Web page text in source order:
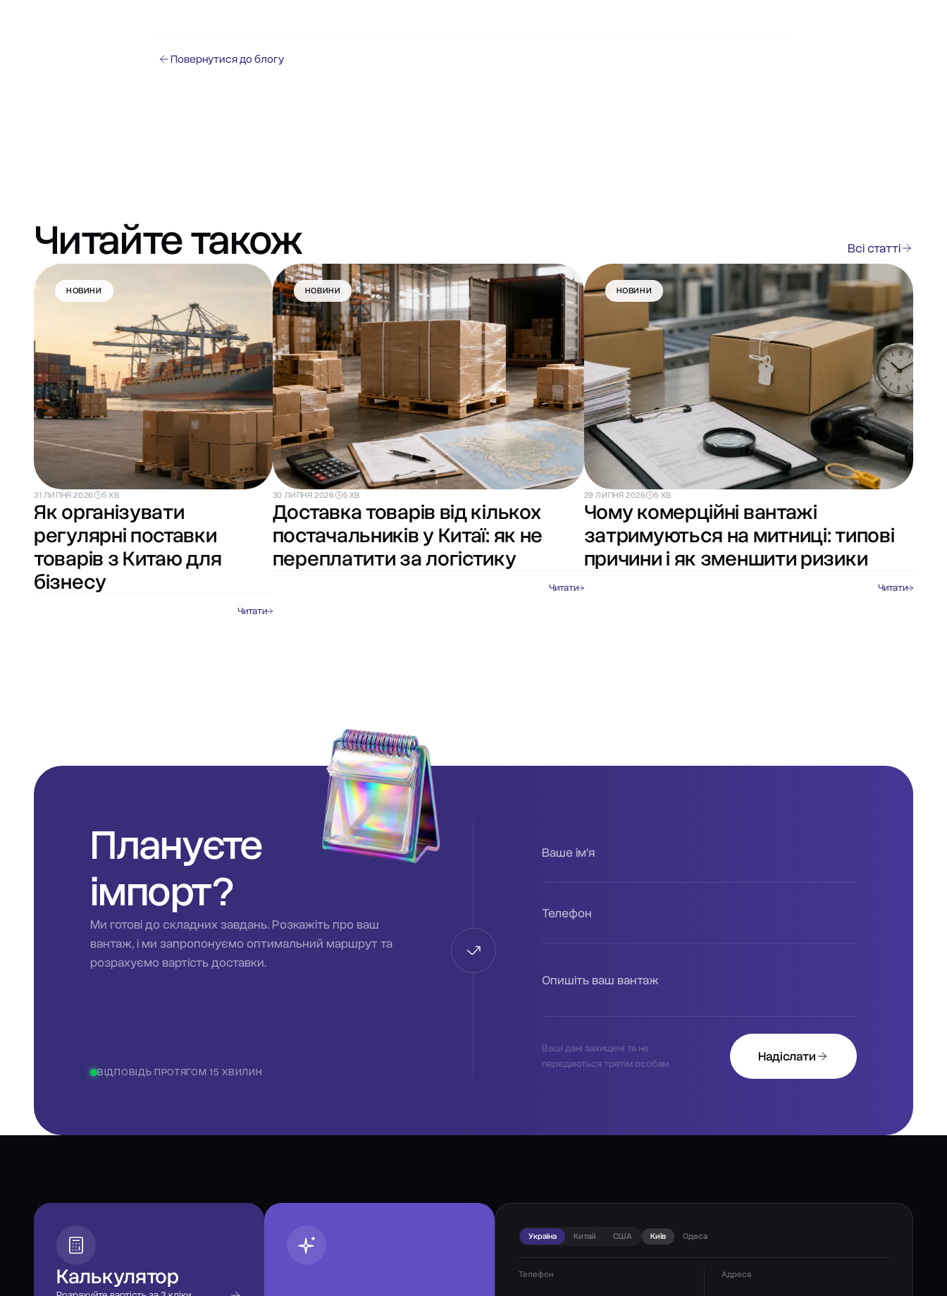
Повернутися до блогу
Читайте також Всі статті
НОВИНИ
31 ЛИПНЯ 2026 5 ХВ
Як організувати
регулярні поставки
товарів з Китаю для
бізнесу
Читати
НОВИНИ
30 ЛИПНЯ 2026 5 ХВ
Доставка товарів від кількох
постачальників у Китаї: як не
переплатити за логістику
Читати
НОВИНИ
29 ЛИПНЯ 2026 5 ХВ
Чому комерційні вантажі
затримуються на митниці: типові
причини і як зменшити ризики
Читати
Плануєте
імпорт?
Ми готові до складних завдань. Розкажіть про ваш
вантаж, і ми запропонуємо оптимальний маршрут та
розрахуємо вартість доставки.
ВІДПОВІДЬ ПРОТЯГОМ 15 ХВИЛИН
Ваше ім'я
Телефон
Опишіть ваш вантаж
Ваші дані захищені та не
передаються третім особам
Надіслати
Калькулятор
Україна Китай США Київ Одеса
Телефон Адреса